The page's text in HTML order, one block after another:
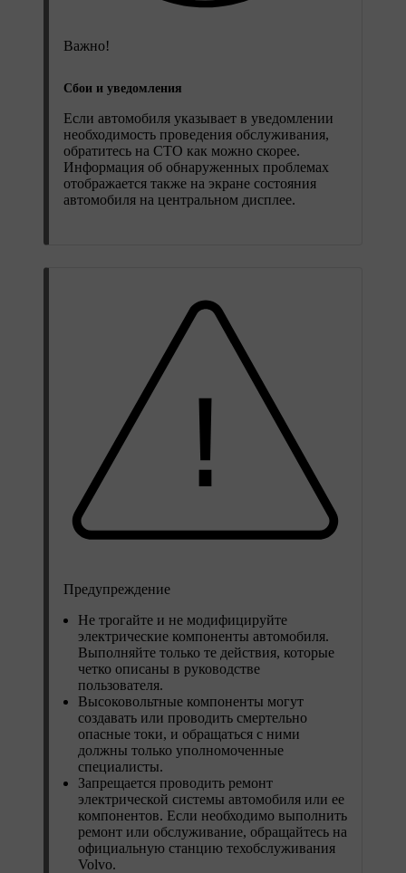
Важно!
Сбои и уведомления
Если автомобиля указывает в уведомлении
необходимость проведения обслуживания,
обратитесь на СТО как можно скорее.
Информация об обнаруженных проблемах
отображается также на экране состояния
автомобиля на центральном дисплее.
Предупреждение
Не трогайте и не модифицируйте
электрические компоненты автомобиля.
Выполняйте только те действия, которые
четко описаны в руководстве
пользователя.
Высоковольтные компоненты могут
создавать или проводить смертельно
опасные токи, и обращаться с ними
должны только уполномоченные
специалисты.
Запрещается проводить ремонт
электрической системы автомобиля или ее
компонентов. Если необходимо выполнить
ремонт или обслуживание, обращайтесь на
официальную станцию техобслуживания
Volvo.